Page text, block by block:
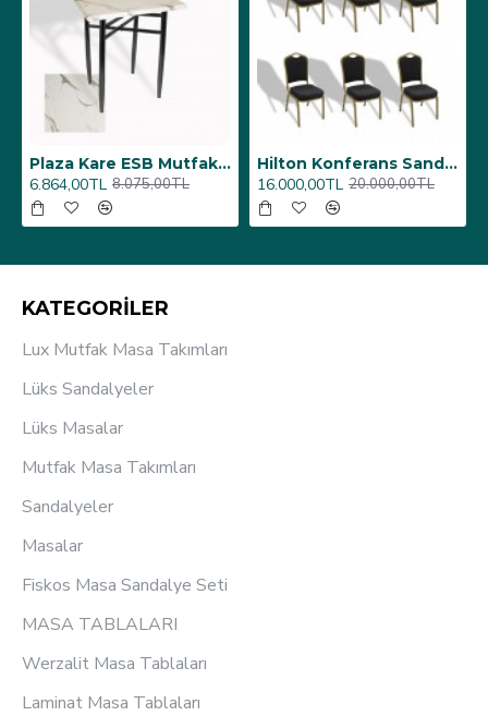
Üst Üste Konan Hilton Konferans Sandalye - (4 Adet)
12.000,00TL 15.000,00TL
Porselen Masa Tablası 80X160
26.350,00TL 31.000,00TL
KATEGORİLER
Lux Mutfak Masa Takımları
Lüks Sandalyeler
Lüks Masalar
Mutfak Masa Takımları
Sandalyeler
Masalar
Fiskos Masa Sandalye Seti
MASA TABLALARI
Werzalit Masa Tablaları
Laminat Masa Tablaları